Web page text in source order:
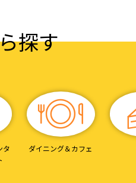
探す
タ
ダイニング＆カフェ